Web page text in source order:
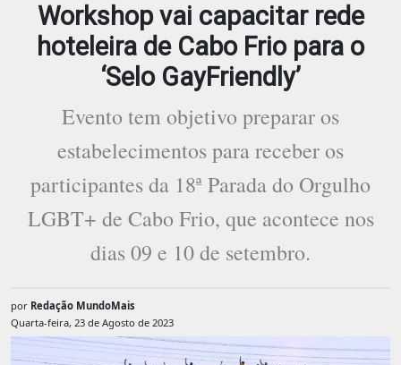
Workshop vai capacitar rede
hoteleira de Cabo Frio para o
‘Selo GayFriendly’
Evento tem objetivo preparar os
estabelecimentos para receber os
participantes da 18ª Parada do Orgulho
LGBT+ de Cabo Frio, que acontece nos
dias 09 e 10 de setembro.
por Redação MundoMais
Quarta-feira, 23 de Agosto de 2023